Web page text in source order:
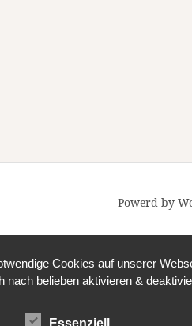
Powerd by
Cookies auf unserer
nach belieben aktivieren &